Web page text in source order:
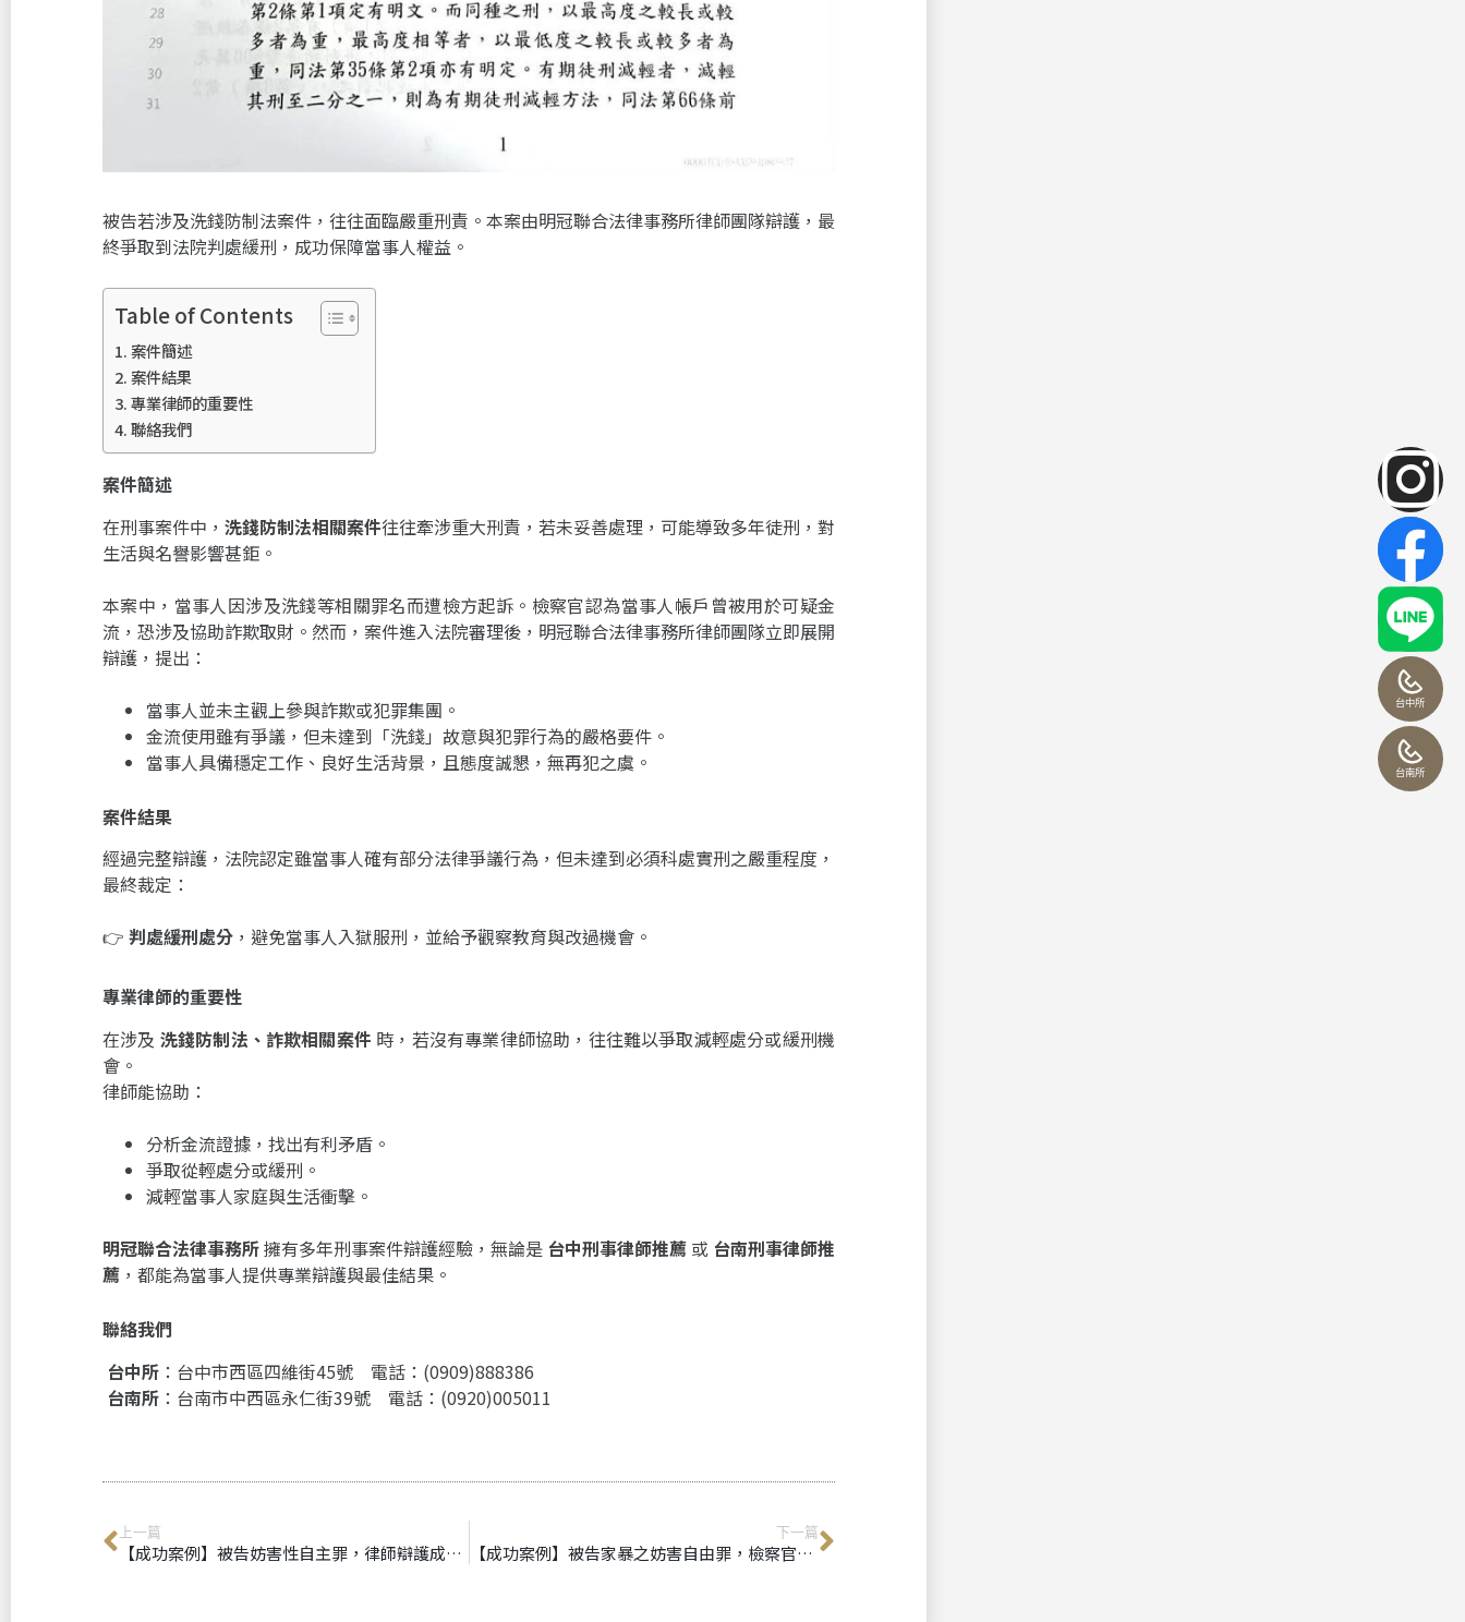
被告若涉及洗錢防制法案件，往往面臨嚴重刑責。本案由明冠聯合法律事務所律師團隊辯護，最
終爭取到法院判處緩刑，成功保障當事人權益。
Table of Contents
案件簡述
案件結果
專業律師的重要性
聯絡我們
案件簡述
在刑事案件中， 洗錢防制法相關案件往往牽涉重大刑責，若未妥善處理，可能導致多年徒刑，對
生活與名譽影響甚鉅。
本案中，當事人因涉及洗錢等相關罪名而遭檢方起訴。檢察官認為當事人帳戶曾被用於可疑金
流，恐涉及協助詐欺取財。然而，案件進入法院審理後，明冠聯合法律事務所律師團隊立即展開
辯護，提出：
當事人並未主觀上參與詐欺或犯罪集團。
金流使用雖有爭議，但未達到「洗錢」故意與犯罪行為的嚴格要件。
當事人具備穩定工作、良好生活背景，且態度誠懇，無再犯之虞。
案件結果
經過完整辯護，法院認定雖當事人確有部分法律爭議行為，但未達到必須科處實刑之嚴重程度，
最終裁定：
👉 判處緩刑處分 ，避免當事人入獄服刑，並給予觀察教育與改過機會。
專業律師的重要性
在涉及 洗錢防制法、詐欺相關案件 時，若沒有專業律師協助，往往難以爭取減輕處分或緩刑機
會。
律師能協助：
分析金流證據，找出有利矛盾。
爭取從輕處分或緩刑。
減輕當事人家庭與生活衝擊。
明冠聯合法律事務所擁有多年刑事案件辯護經驗，無論是 台中刑事律師推薦 或 台南刑事律師推
薦 ，都能為當事人提供專業辯護與最佳結果。
聯絡我們
台中所 ：台中市西區四維街45號 電話：(0909)888386
台南所 ：台南市中西區永仁街39號 電話：(0920)005011
上一篇
【成功案例】被告妨害性自主罪，律師辯護成功獲檢察官不起訴處分｜台中刑事律師推薦、台南刑事律師推薦
下一篇
【成功案例】被告家暴之妨害自由罪，檢察官裁定不起訴處分｜台中刑事律師推薦、台南刑事律師推薦
台中所
台南所